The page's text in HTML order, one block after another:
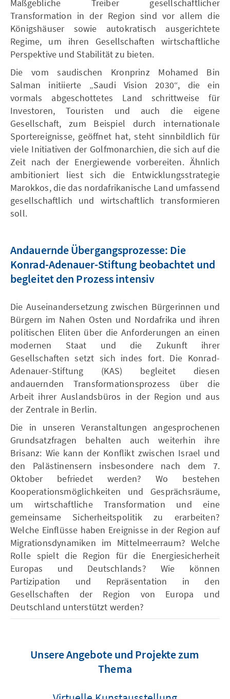
Maßgebliche Treiber gesellschaftlicher
Transformation in der Region sind vor allem die
Königshäuser sowie autokratisch ausgerichtete
Regime, um ihren Gesellschaften wirtschaftliche
Perspektive und Stabilität zu bieten.
Die vom saudischen Kronprinz Mohamed Bin
Salman initiierte „Saudi Vision 2030“, die ein
vormals abgeschottetes Land schrittweise für
Investoren, Touristen und auch die eigene
Gesellschaft, zum Beispiel durch internationale
Sportereignisse, geöffnet hat, steht sinnbildlich für
viele Initiativen der Golfmonarchien, die sich auf die
Zeit nach der Energiewende vorbereiten. Ähnlich
ambitioniert liest sich die Entwicklungsstrategie
Marokkos, die das nordafrikanische Land umfassend
gesellschaftlich und wirtschaftlich transformieren
soll.
Andauernde Übergangsprozesse: Die
Konrad-Adenauer-Stiftung beobachtet und
begleitet den Prozess intensiv
Die Auseinandersetzung zwischen Bürgerinnen und
Bürgern im Nahen Osten und Nordafrika und ihren
politischen Eliten über die Anforderungen an einen
modernen Staat und die Zukunft ihrer
Gesellschaften setzt sich indes fort. Die Konrad-
Adenauer-Stiftung (KAS) begleitet diesen
andauernden Transformationsprozess über die
Arbeit ihrer Auslandsbüros in der Region und aus
der Zentrale in Berlin.
Die in unseren Veranstaltungen angesprochenen
Grundsatzfragen behalten auch weiterhin ihre
Brisanz: Wie kann der Konflikt zwischen Israel und
den Palästinensern insbesondere nach dem 7.
Oktober befriedet werden? Wo bestehen
Kooperationsmöglichkeiten und Gesprächsräume,
um wirtschaftliche Transformation und eine
gemeinsame Sicherheitspolitik zu erarbeiten?
Welche Einflüsse haben Ereignisse in der Region auf
Migrationsdynamiken im Mittelmeerraum? Welche
Rolle spielt die Region für die Energiesicherheit
Europas und Deutschlands? Wie können
Partizipation und Repräsentation in den
Gesellschaften der Region von Europa und
Deutschland unterstützt werden?
Unsere Angebote und Projekte zum
Thema